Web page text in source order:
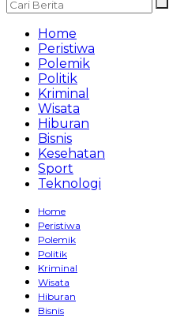
Home
Peristiwa
Polemik
Politik
Kriminal
Wisata
Hiburan
Bisnis
Kesehatan
Sport
Teknologi
Home
Peristiwa
Polemik
Politik
Kriminal
Wisata
Hiburan
Bisnis